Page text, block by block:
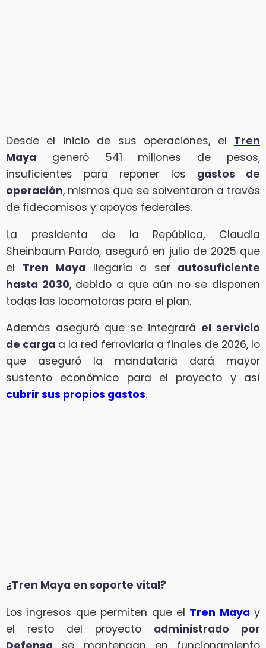
Desde el inicio de sus operaciones, el Tren
Maya generó 541 millones de pesos,
insuficientes para reponer los gastos de
operación, mismos que se solventaron a través
de fidecomisos y apoyos federales.
La presidenta de la República, Claudia
Sheinbaum Pardo, aseguró en julio de 2025 que
el Tren Maya llegaría a ser autosuficiente
hasta 2030, debido a que aún no se disponen
todas las locomotoras para el plan.
Además aseguró que se integrará el servicio
de carga a la red ferroviaria a finales de 2026, lo
que aseguró la mandataria dará mayor
sustento económico para el proyecto y así
cubrir sus propios gastos.
¿Tren Maya en soporte vital?
Los ingresos que permiten que el Tren Maya y
el resto del proyecto administrado por